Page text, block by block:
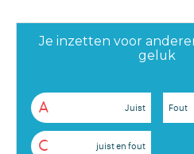
Je inzetten voor
geluk
A Juist Fout
C juist en fout